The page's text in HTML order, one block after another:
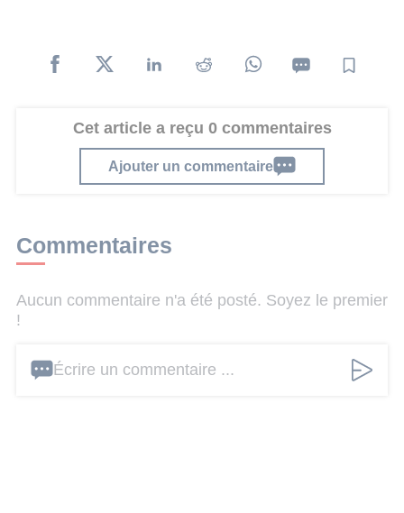
Cet article a reçu 0 commentaires
Ajouter un commentaire
Commentaires
Aucun commentaire n'a été posté. Soyez le premier
!
Écrire un commentaire ...